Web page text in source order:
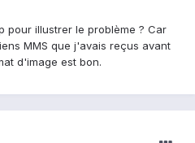
pour illustrer le problème ? Car
MMS que j'avais reçus avant
d'image est bon.